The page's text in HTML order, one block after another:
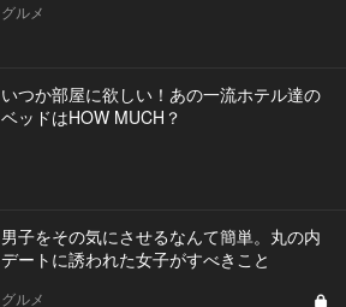
グルメ
いつか部屋に欲しい！あの一流ホテル達の
ベッドはHOW MUCH？
男子をその気にさせるなんて簡単。丸の内
デートに誘われた女子がすべきこと
グルメ